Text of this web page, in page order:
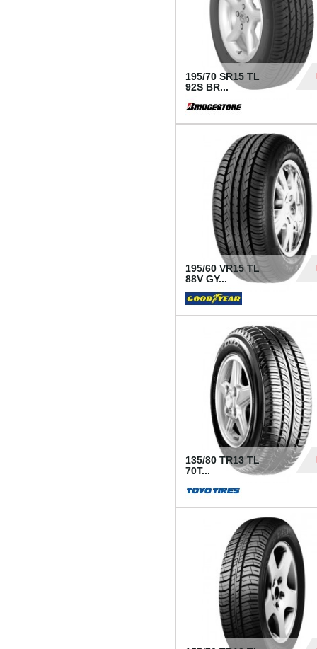
195/70 SR15 TL
92S BR...
195/60 VR15 TL
88V GY...
135/80 TR13 TL
70T...